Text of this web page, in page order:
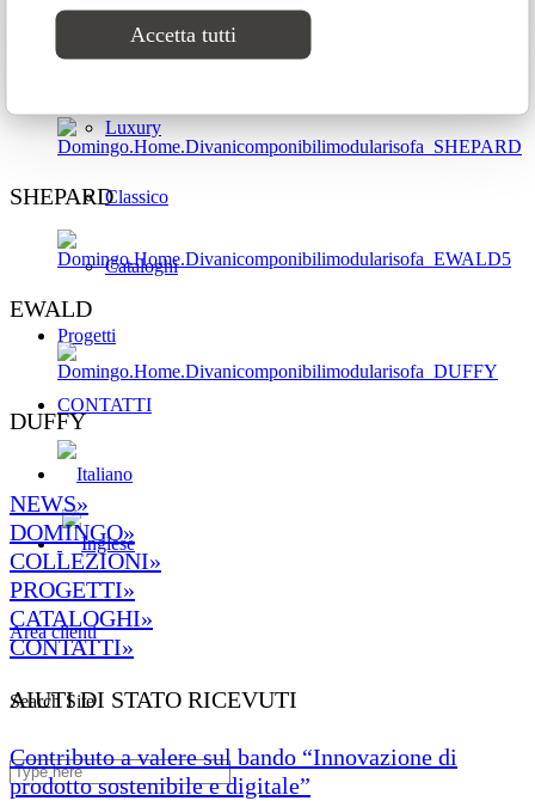
Accetta tutti
Moderno
Luxury
Classico
Cataloghi
Progetti
CONTATTI
Area clienti
Search Site
SHEPARD
EWALD
DUFFY
NEWS»
DOMINGO»
COLLEZIONI»
PROGETTI»
CATALOGHI»
CONTATTI»
AIUTI DI STATO RICEVUTI
Contributo a valere sul bando “Innovazione di
prodotto sostenibile e digitale”